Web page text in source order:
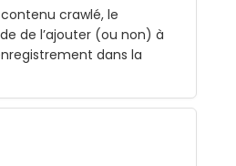
crawlé, le
de l’ajouter (ou non) à
dans la